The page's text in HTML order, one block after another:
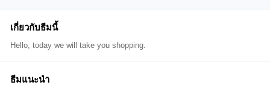
เกี่ยวกับธีมนี้
Hello, today we will take you shopping.
ธีมแนะนำ